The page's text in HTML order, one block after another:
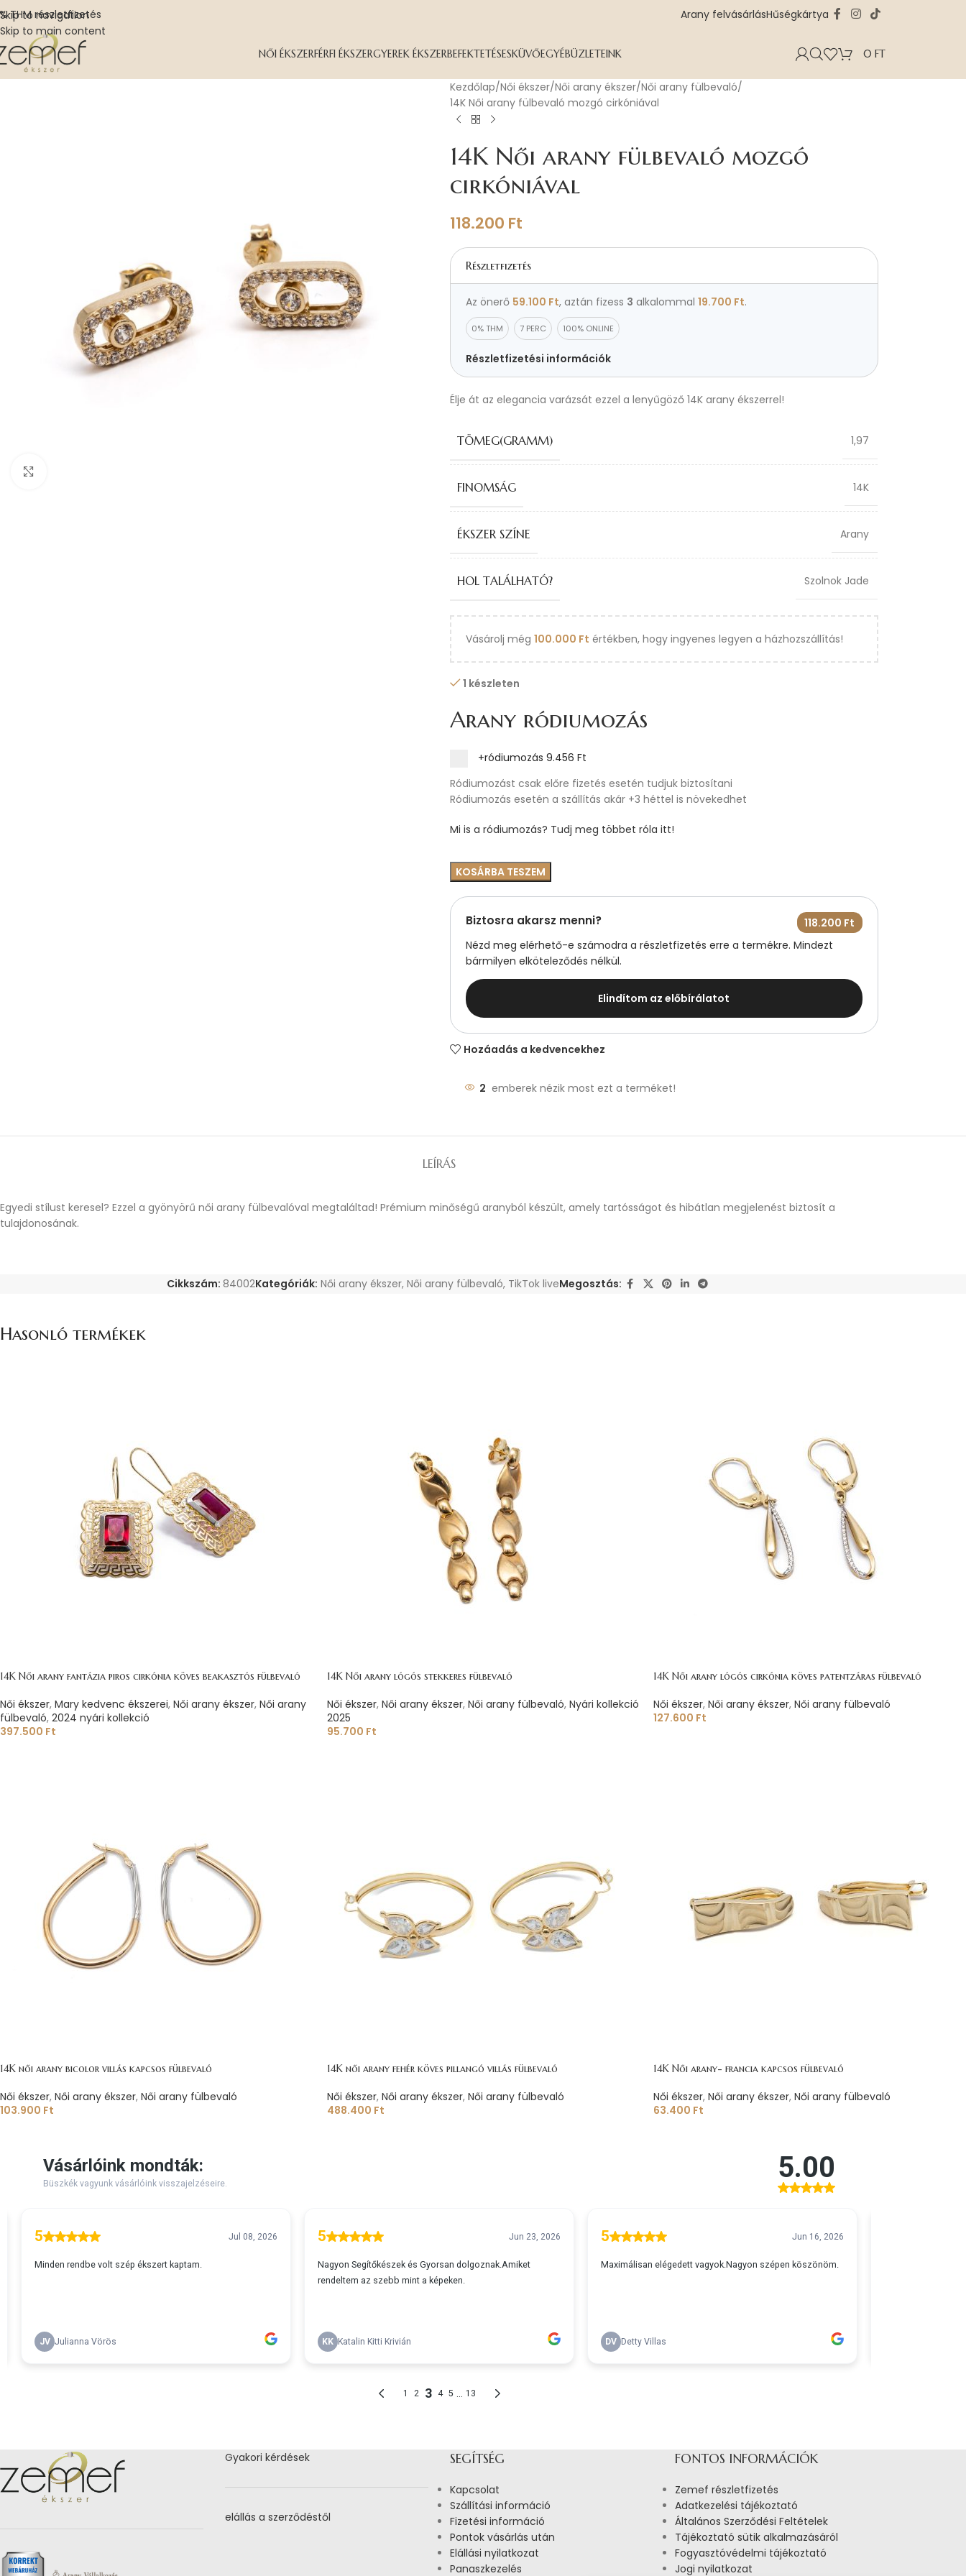
Skip to navigation
Skip to main content
THM részletfizetés Arany felvásárlásHűségkártya
NŐI ÉKSZERFÉRFI ÉKSZERGYEREK ÉKSZERBEFEKTETÉSESKÜVŐEGYÉBÜZLETEINK 0 FT
Kezdőlap Női ékszer Női arany ékszer Női arany fülbevaló
14K Női arany fülbevaló mozgó cirkóniával
14K Női arany fülbevaló mozgó
cirkóniával
118.200 Ft
Részletfizetés
Az önerő 59.100 Ft, aztán fizess 3 alkalommal 19.700 Ft.
0% THM 7 PERC 100% ONLINE
Részletfizetési információk
Élje át az elegancia varázsát ezzel a lenyűgöző 14K arany ékszerrel!
TÖMEG(GRAMM) 1,97
FINOMSÁG 14K
ÉKSZER SZÍNE Arany
HOL TALÁLHATÓ? Szolnok Jade
Vásárolj még 100.000 Ft értékben, hogy ingyenes legyen a házhozszállítás!
1 készleten
Arany ródiumozás
+ródiumozás 9.456 Ft
Ródiumozást csak előre fizetés esetén tudjuk biztosítani
Ródiumozás esetén a szállítás akár +3 héttel is növekedhet
Mi is a ródiumozás? Tudj meg többet róla itt!
KOSÁRBA TESZEM
Biztosra akarsz menni? 118.200 Ft
Nézd meg elérhető-e számodra a részletfizetés erre a termékre. Mindezt
bármilyen elköteleződés nélkül.
Elindítom az előbírálatot
Hozáadás a kedvencekhez
2 emberek nézik most ezt a terméket!
LEÍRÁS
Egyedi stílust keresel? Ezzel a gyönyörű női arany fülbevalóval megtaláltad! Prémium minőségű aranyból készült, amely tartósságot és hibátlan megjelenést biztosít a
tulajdonosának.
Cikkszám: 84002Kategóriák: Női arany ékszer, Női arany fülbevaló, TikTok liveMegosztás:
Hasonló termékek
14K Női arany fantázia piros cirkónia köves beakasztós fülbevaló
Női ékszer, Mary kedvenc ékszerei, Női arany ékszer, Női arany
fülbevaló, 2024 nyári kollekció
397.500 Ft
14K Női arany lógós stekkeres fülbevaló
Női ékszer, Női arany ékszer, Női arany fülbevaló, Nyári kollekció
2025
95.700 Ft
14K Női arany lógós cirkónia köves patentzáras fülbevaló
Női ékszer, Női arany ékszer, Női arany fülbevaló
127.600 Ft
14K női arany bicolor villás kapcsos fülbevaló
Női ékszer, Női arany ékszer, Női arany fülbevaló
103.900 Ft
14K női arany fehér köves pillangó villás fülbevaló
Női ékszer, Női arany ékszer, Női arany fülbevaló
488.400 Ft
14K Női arany- francia kapcsos fülbevaló
Női ékszer, Női arany ékszer, Női arany fülbevaló
63.400 Ft
Gyakori kérdések
elállás a szerződéstől
SEGÍTSÉG
Kapcsolat
Szállítási információ
Fizetési információ
Pontok vásárlás után
Elállási nyilatkozat
Panaszkezelés
FONTOS INFORMÁCIÓK
Zemef részletfizetés
Adatkezelési tájékoztató
Általános Szerződési Feltételek
Tájékoztató sütik alkalmazásáról
Fogyasztóvédelmi tájékoztató
Jogi nyilatkozat